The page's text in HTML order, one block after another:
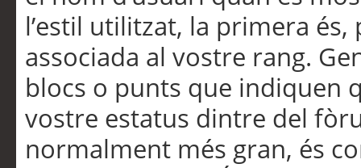
l’estil utilitzat, la primera
associada al vostre rang.
blocs o punts que indiquen
vostre estatus dintre del
normalment més gran, és